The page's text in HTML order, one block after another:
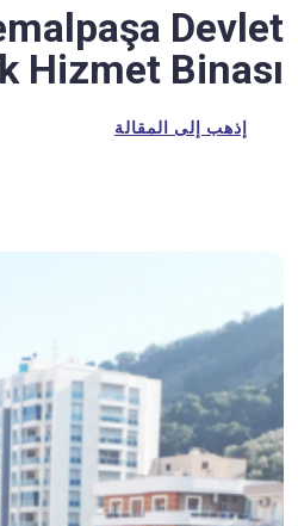
Devlet
Hizmet Binası
إذهب إلى المقالة